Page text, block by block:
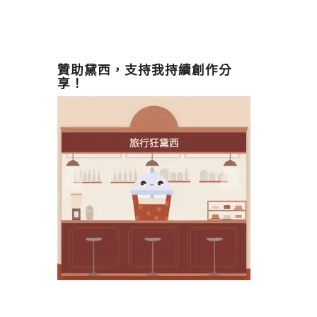
贊助黛西，支持我持續創作分
享！